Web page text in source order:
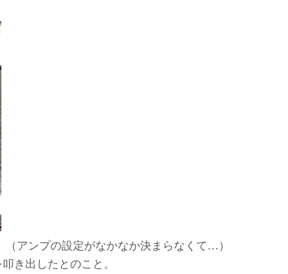
アンプの設定がなかなか決まらなくて…）
き出したとのこと。